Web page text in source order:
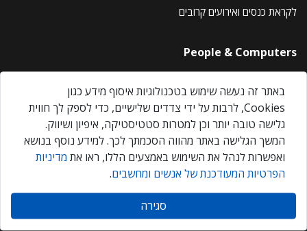
לקראת כנסים ואירועים קרובים
People & Computers
About Us
Privacy Policy
Contact Us
Our Events
אנשים ומחשבים © 2026 – כל הזכויות שמורות
באתר זה נעשה שימוש בטכנולוגיות איסוף מידע כגון
Cookies, לרבות על ידי צדדים שלישיים, כדי לספק לך חווית
גלישה טובה יותר וכן למטרות סטטיסטיקה, איפיון ושיווק.
המשך הגלישה באתר מהווה הסכמתך לכך. למידע נוסף בנושא
ואפשרות לנהל את השימוש באמצעים הללו, ראו את מדיניות
הפרטיות המעודכנת של אנשים ומחשבים.
סגירה